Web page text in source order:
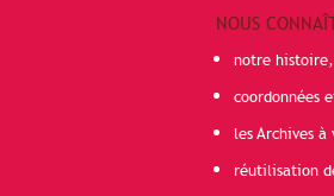
NOUS
notre histoire,
coordonnées
les Archives
réutilisation